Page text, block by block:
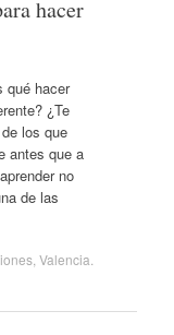
hacer
qué hacer
¿Te
los que
antes que a
no
de las
, Valencia